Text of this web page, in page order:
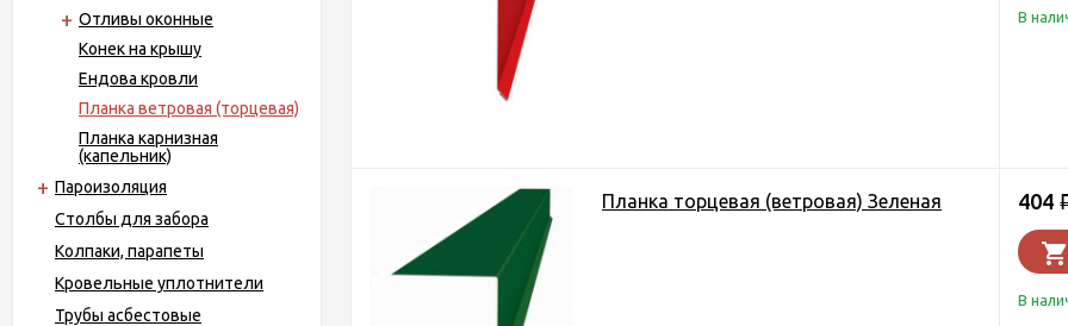
Отливы оконные
Конек на крышу
Ендова кровли
Планка ветровая (торцевая)
Планка карнизная
(капельник)
Пароизоляция
Столбы для забора
Колпаки, парапеты
Кровельные уплотнители
Трубы асбестовые
В
Планка торцевая (ветровая) Зеленая 404
В